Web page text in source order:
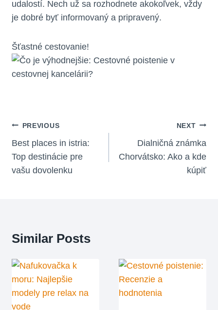
udalostí. Nech už sa rozhodnete akokoľvek, vždy
je dobré byť informovaný a pripravený.
Šťastné cestovanie!
Navigácia
V
Článku
PREVIOUS
Best places in istria:
Top destinácie pre
vašu dovolenku
NEXT
Dialničná známka
Chorvátsko: Ako a kde
kúpiť
Similar Posts